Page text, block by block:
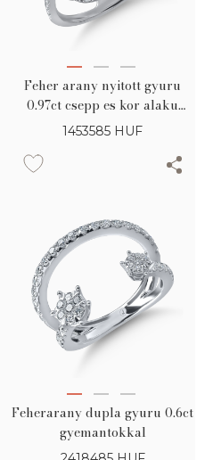
Feher arany nyitott gyuru
0.97ct csepp es kor alaku
gyemantokkal
1453585 HUF
Feherarany dupla gyuru 0.6ct
gyemantokkal